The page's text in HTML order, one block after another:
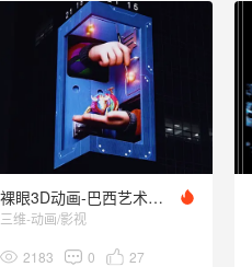
裸眼3D动画-巴西艺术家"快乐艺术运动 "
三维-动画/影视
2183 0 27